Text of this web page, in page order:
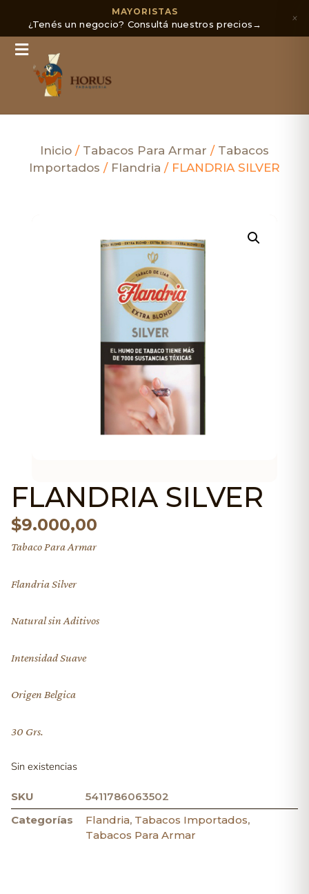
MAYORISTAS
¿Tenés un negocio? Consultá nuestros precios→ ×
Inicio / Tabacos Para Armar / Tabacos
Importados / Flandria / FLANDRIA SILVER
FLANDRIA SILVER
$9.000,00
Tabaco Para Armar
Flandria Silver
Natural sin Aditivos
Intensidad Suave
Origen Belgica
30 Grs.
Sin existencias
SKU
5411786063502
Categorías
Flandria, Tabacos Importados,
Tabacos Para Armar